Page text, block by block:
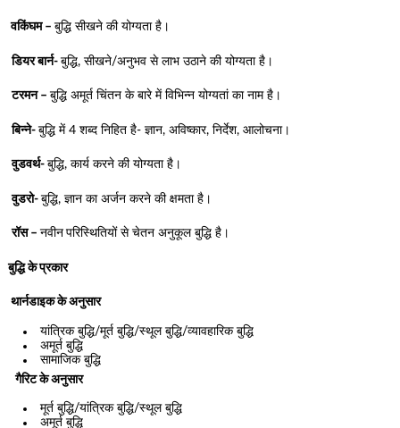
वकिंघम – बुद्धि सीखने की योग्यता है।
डियर बार्न- बुद्धि, सीखने/अनुभव से लाभ उठाने की योग्यता है।
टरमन – बुद्धि अमूर्त चिंतन के बारे में विभिन्न योग्यतां का नाम है।
बिन्ने- बुद्धि में 4 शब्द निहित है- ज्ञान, अविष्कार, निर्देश, आलोचना।
वुडवर्थ- बुद्धि, कार्य करने की योग्यता है।
वुडरो- बुद्धि, ज्ञान का अर्जन करने की क्षमता है।
रॉस – नवीन परिस्थितियों से चेतन अनुकूल बुद्धि है।
बुद्धि के प्रकार
थार्नडाइक के अनुसार
यांत्रिक बुद्धि/मूर्त बुद्धि/स्थूल बुद्धि/व्यावहारिक बुद्धि
अमूर्त बुद्धि
सामाजिक बुद्धि
गैरिट के अनुसार
मूर्त बुद्धि/यांत्रिक बुद्धि/स्थूल बुद्धि
अमूर्त बुद्धि